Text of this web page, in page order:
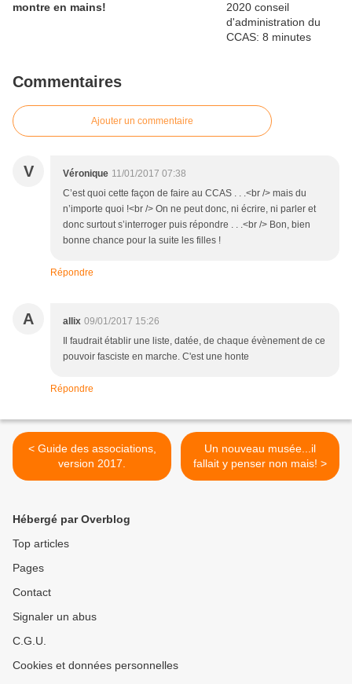
montre en mains!
Commentaires
Ajouter un commentaire
V Véronique 11/01/2017 07:38
C’est quoi cette façon de faire au CCAS . . .<br /> mais du
n’importe quoi !<br /> On ne peut donc, ni écrire, ni parler et
donc surtout s’interroger puis répondre . . .<br /> Bon, bien
bonne chance pour la suite les filles !
Répondre
A allix 09/01/2017 15:26
Il faudrait établir une liste, datée, de chaque évènement de ce
pouvoir fasciste en marche. C'est une honte
Répondre
< Guide des associations,
version 2017.
Un nouveau musée...il
fallait y penser non mais! >
Hébergé par Overblog
Top articles
Pages
Contact
Signaler un abus
C.G.U.
Cookies et données personnelles